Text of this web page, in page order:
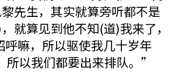
先生，其实就算旁听都不是
就算见到他不知(道)我来了，
呼嘛，所以驱使我几十岁年
所以我们都要出来排队。”